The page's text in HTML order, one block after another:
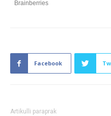
Facebook
Artikulli paraprak